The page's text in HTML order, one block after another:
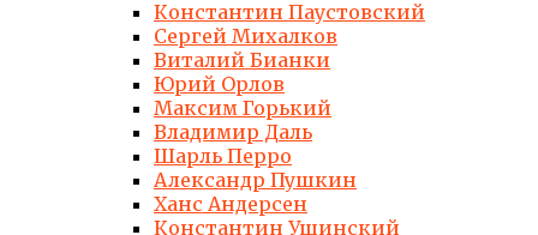
Константин Паустовский
Сергей Михалков
Виталий Бианки
Юрий Орлов
Максим Горький
Владимир Даль
Шарль Перро
Александр Пушкин
Ханс Андерсен
Константин Ушинский